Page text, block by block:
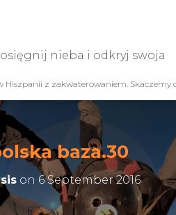
nieba i odkryj swoja
Hiszpanii z zakwaterowaniem. Skaczemy
baza.30
on 6 September 2016